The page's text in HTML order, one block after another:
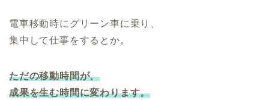
電車移動時にグリーン車に乗り、
集中して仕事をするとか。
ただの移動時間が、
成果を生む時間に変わります。